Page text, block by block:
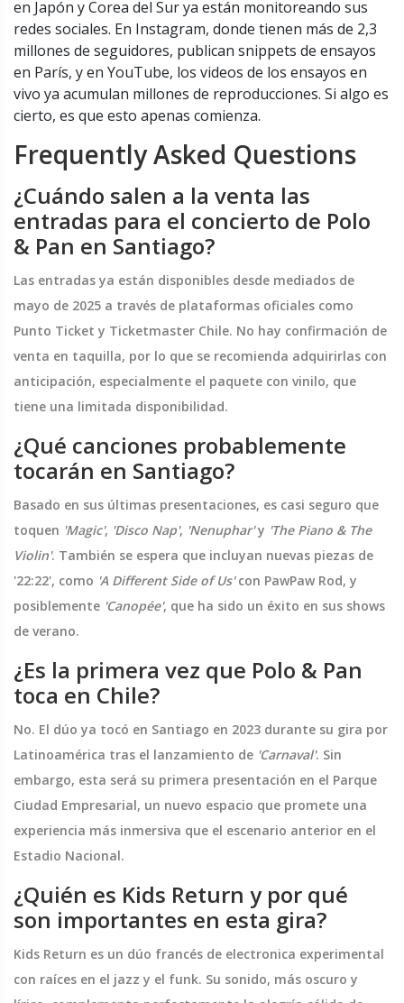
en Japón y Corea del Sur ya están monitoreando sus
redes sociales. En Instagram, donde tienen más de 2,3
millones de seguidores, publican snippets de ensayos
en París, y en YouTube, los videos de los ensayos en
vivo ya acumulan millones de reproducciones. Si algo es
cierto, es que esto apenas comienza.
Frequently Asked Questions
¿Cuándo salen a la venta las
entradas para el concierto de Polo
& Pan en Santiago?
Las entradas ya están disponibles desde mediados de
mayo de 2025 a través de plataformas oficiales como
Punto Ticket y Ticketmaster Chile. No hay confirmación de
venta en taquilla, por lo que se recomienda adquirirlas con
anticipación, especialmente el paquete con vinilo, que
tiene una limitada disponibilidad.
¿Qué canciones probablemente
tocarán en Santiago?
Basado en sus últimas presentaciones, es casi seguro que
toquen 'Magic', 'Disco Nap', 'Nenuphar'y 'The Piano & The
Violin'. También se espera que incluyan nuevas piezas de
'22:22', como 'A Different Side of Us'con PawPaw Rod, y
posiblemente 'Canopée', que ha sido un éxito en sus shows
de verano.
¿Es la primera vez que Polo & Pan
toca en Chile?
No. El dúo ya tocó en Santiago en 2023 durante su gira por
Latinoamérica tras el lanzamiento de 'Carnaval'. Sin
embargo, esta será su primera presentación en el Parque
Ciudad Empresarial, un nuevo espacio que promete una
experiencia más inmersiva que el escenario anterior en el
Estadio Nacional.
¿Quién es Kids Return y por qué
son importantes en esta gira?
Kids Return es un dúo francés de electronica experimental
con raíces en el jazz y el funk. Su sonido, más oscuro y